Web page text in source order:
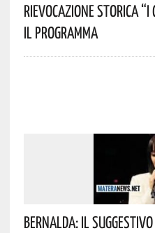
Rievocazione Storica “I
Il Programma
Bernalda: Il